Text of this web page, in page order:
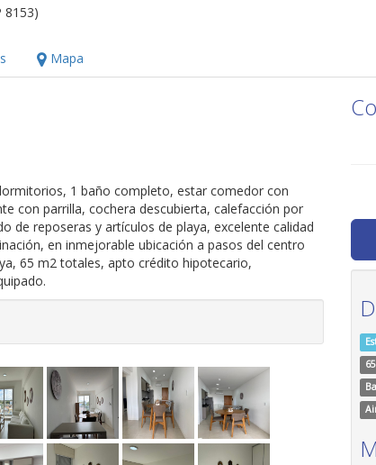
8153)
Mapa
1 baño completo, estar comedor con
con parrilla, cochera descubierta, calefacción por
de reposeras y artículos de playa, excelente calidad
en inmejorable ubicación a pasos del centro
65 m2 totales, apto crédito hipotecario,